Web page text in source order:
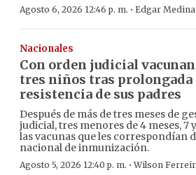
Agosto 6, 2026 12:46 p. m. · Edgar Medina
Nacionales
Con orden judicial vacunan
tres niños tras prolongada
resistencia de sus padres
Después de más de tres meses de
judicial, tres menores de 4 meses, 7
las vacunas que les correspondían
nacional de inmunización.
Agosto 5, 2026 12:40 p. m. ·Wilson